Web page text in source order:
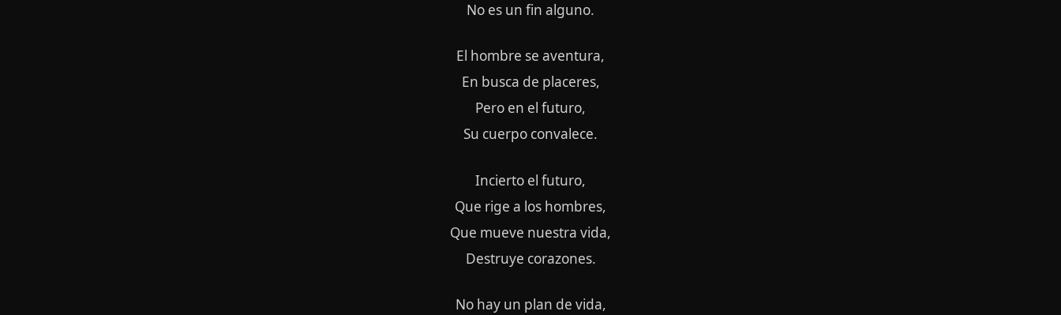
No es un fin alguno.
El hombre se aventura,
En busca de placeres,
Pero en el futuro,
Su cuerpo convalece.
Incierto el futuro,
Que rige a los hombres,
Que mueve nuestra vida,
Destruye corazones.
No hay un plan de vida,